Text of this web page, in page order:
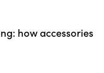
how accessories